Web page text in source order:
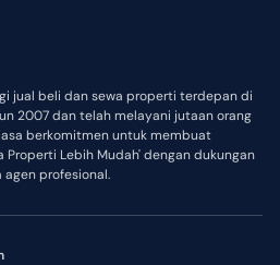
jual beli dan sewa properti terdepan di
2007 dan telah melayani jutaan orang
berkomitmen untuk membuat
Properti Lebih Mudah' dengan dukungan
profesional.